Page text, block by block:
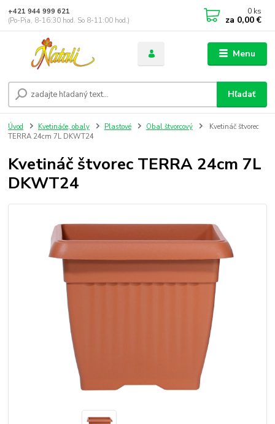
Menu
Hľadať
+421 944 999 621
(Po-Pia, 8-16:30 hod. So 8-11:00 hod.)
0 ks
za 0,00 €
Úvod Kvetináče, obaly Plastové Obal štvorcový
Kvetináč štvorec
TERRA 24cm 7L DKWT24
Kvetináč štvorec TERRA 24cm 7L
DKWT24